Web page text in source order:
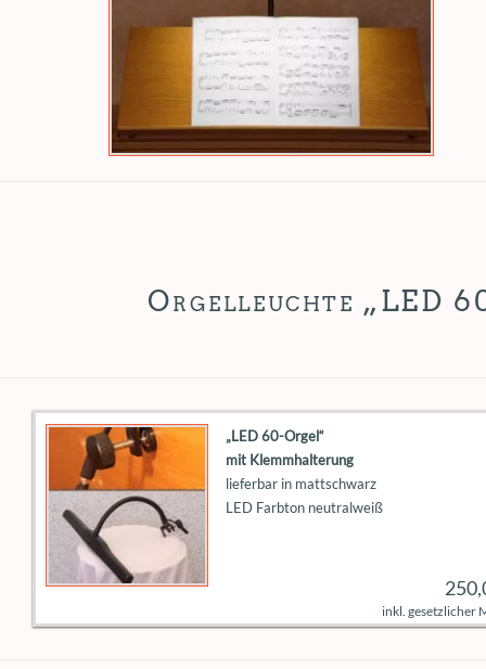
Orgelleuchte „LED
„LED 60-Orgel“
mit Klemmhalterung
lieferbar in mattschwarz
LED Farbton neutralweiß
inkl. gesetzlicher